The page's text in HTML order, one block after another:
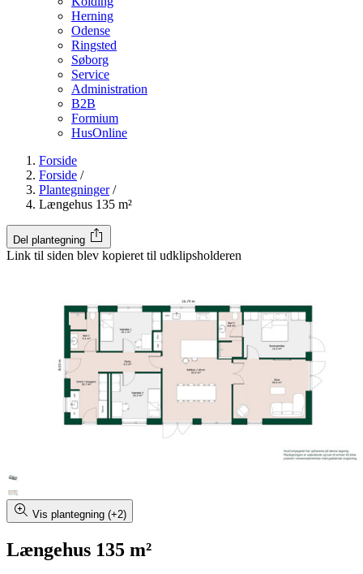
Herning
Odense
Ringsted
Søborg
Service
Administration
B2B
Formium
HusOnline
Forside
Forside /
Plantegninger /
Længehus 135 m²
Del plantegning
Link til siden blev kopieret til udklipsholderen
Vis plantegning (+2)
Længehus 135 m²